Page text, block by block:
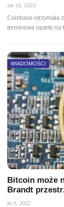
sie 16, 2023
Coinbase otrzymała
terminowe oparte na
WIADOMOŚCI
Bitcoin może
Brandt
lis 6, 2022